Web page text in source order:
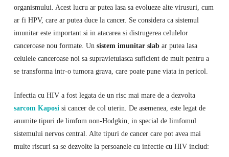
organismului. Acest lucru ar putea lasa sa evolueze alte virusuri, cum
ar fi HPV, care ar putea duce la cancer. Se considera ca sistemul
imunitar este important si in atacarea si distrugerea celulelor
canceroase nou formate. Un sistem imunitar slabar putea lasa
celulele canceroase noi sa supravietuiasca suficient de mult pentru a
se transforma intr-o tumora grava, care poate pune viata in pericol.
Infectia cu HIV a fost legata de un risc mai mare de a dezvolta
sarcom Kaposi si cancer de col uterin. De asemenea, este legat de
anumite tipuri de limfom non-Hodgkin, in special de limfomul
sistemului nervos central. Alte tipuri de cancer care pot avea mai
multe riscuri sa se dezvolte la persoanele cu infectie cu HIV includ: